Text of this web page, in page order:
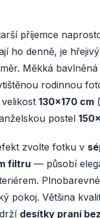
příjemce
ho denně, je
Měkká bavlněná
rodinnou
130×170 cm
postel
zvolte fotku v
filtru — působí
pokoj. Většina
desítky praní bez